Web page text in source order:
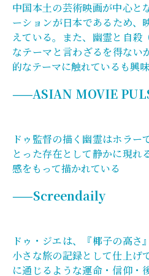
中国本土の芸術映画が中心と
ーションが日本であるため、
えている。また、幽霊と自殺
なテーマと言わざるを得ない
的なテーマに触れているも興
——ASIAN MOVIE
ドゥ監督の描く幽霊はホラー
とった存在として静かに現れ
感をもって描かれている
——Screendaily
ドゥ・ジエは、『椰子の高さ
小さな旅の記録として仕上げ
に通じるような運命・信仰・